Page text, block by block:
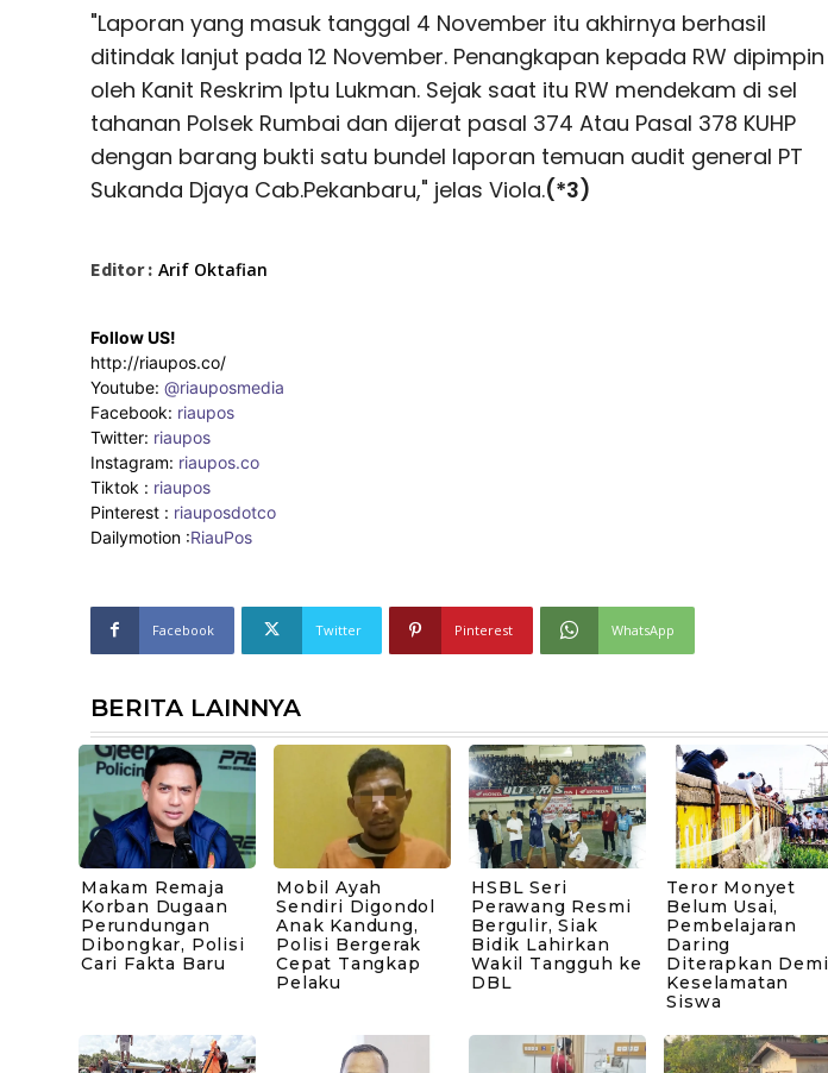
"Laporan yang masuk tanggal 4 November itu akhirnya berhasil
ditindak lanjut pada 12 November. Penangkapan kepada RW dipimpin
oleh Kanit Reskrim Iptu Lukman. Sejak saat itu RW mendekam di sel
tahanan Polsek Rumbai dan dijerat pasal 374 Atau Pasal 378 KUHP
dengan barang bukti satu bundel laporan temuan audit general PT
Sukanda Djaya Cab.Pekanbaru," jelas Viola.(*3)
Editor : Arif Oktafian
Follow US!
http://riaupos.co/
Youtube: @riauposmedia
Facebook: riaupos
Twitter: riaupos
Instagram: riaupos.co
Tiktok : riaupos
Pinterest : riauposdotco
Dailymotion :RiauPos
Facebook Twitter Pinterest WhatsApp
BERITA LAINNYA
Makam Remaja
Korban Dugaan
Perundungan
Dibongkar, Polisi
Cari Fakta Baru
Mobil Ayah
Sendiri Digondol
Anak Kandung,
Polisi Bergerak
Cepat Tangkap
Pelaku
HSBL Seri
Perawang Resmi
Bergulir, Siak
Bidik Lahirkan
Wakil Tangguh ke
DBL
Teror Monyet
Belum Usai,
Pembelajaran
Daring
Diterapkan Demi
Keselamatan
Siswa